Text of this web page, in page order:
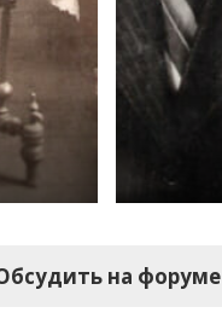
на форуме